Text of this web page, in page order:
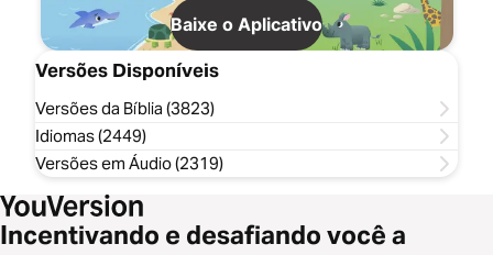
Baixe o Aplicativo
Versões Disponíveis
Versões da Bíblia (3823)
Idiomas (2449)
Versões em Áudio (2319)
Incentivando e desafiando você a